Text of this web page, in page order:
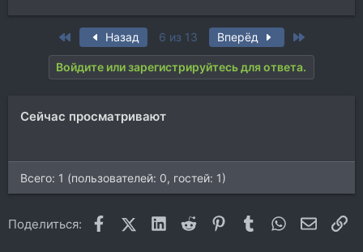
First Назад 6 из 13 Вперёд
Войдите или зарегистрируйтесь для ответа.
Сейчас просматривают
Всего: 1 (пользователей: 0, гостей: 1)
Поделиться: FacebookX (Twitter)
LinkedIn
Reddit Pinterest
Tumblr WhatsApp